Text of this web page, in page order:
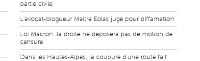
partie civile
L'avocat-blogueur Maître Eolas jugé pour diffamation
Loi Macron: la droite ne déposera pas de motion de
censure
Dans les Hautes-Alpes, la coupure d'une route fait